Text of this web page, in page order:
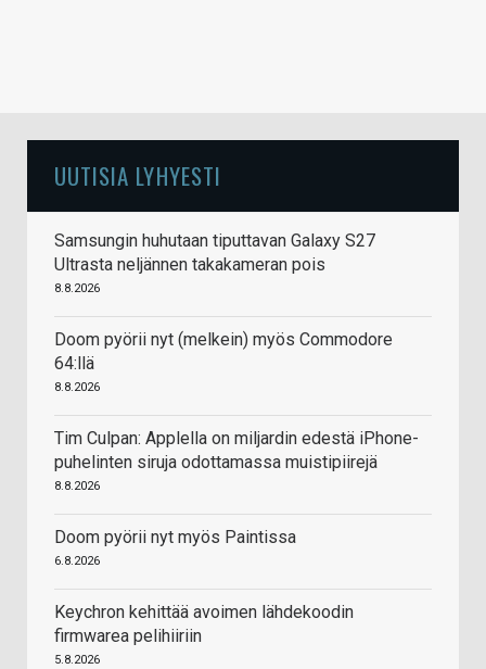
UUTISIA LYHYESTI
Samsungin huhutaan tiputtavan Galaxy S27
Ultrasta neljännen takakameran pois
8.8.2026
Doom pyörii nyt (melkein) myös Commodore
64:llä
8.8.2026
Tim Culpan: Applella on miljardin edestä iPhone-
puhelinten siruja odottamassa muistipiirejä
8.8.2026
Doom pyörii nyt myös Paintissa
6.8.2026
Keychron kehittää avoimen lähdekoodin
firmwarea pelihiiriin
5.8.2026